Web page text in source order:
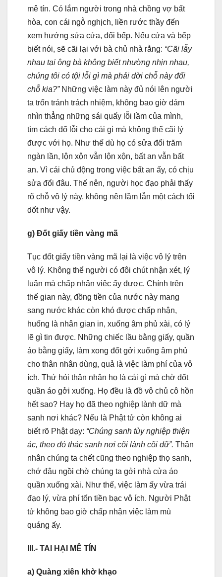
mê tín. Có lắm người trong nhà chồng vợ bất
hòa, con cái ngỗ nghịch, liền rước thầy đến
xem hướng sửa cửa, đổi bếp. Nếu cửa và bếp
biết nói, sẽ cãi lại với bà chủ nhà rằng: “Cãi lẫy
nhau tại ông bà không biết nhường nhịn nhau,
chúng tôi có tội lỗi gì mà phải dời chỗ này đổi
chỗ kia?”Những việc làm này đủ nói lên người
ta trốn tránh trách nhiệm, không bao giờ dám
nhìn thẳng những sái quấy lỗi lầm của mình,
tìm cách đổ lỗi cho cái gì mà không thể cãi lý
được với họ. Như thế dù họ có sửa đổi trăm
ngàn lần, lộn xộn vẫn lộn xộn, bất an vẫn bất
an. Vì cái chủ động trong việc bất an ấy, có chịu
sửa đổi đâu. Thế nên, người học đạo phải thấy
rõ chỗ vô lý này, không nên lầm lẫn một cách tối
dốt như vậy.
g) Đốt giấy tiền vàng mã
Tục đốt giấy tiền vàng mã lại là việc vô lý trên
vô lý. Không thể người có đôi chút nhận xét, lý
luận mà chấp nhận việc ấy được. Chính trên
thế gian này, đồng tiền của nước này mang
sang nước khác còn khó được chấp nhận,
huống là nhân gian in, xuống âm phủ xài, có lý
lẽ gì tin được. Những chiếc lầu bằng giấy, quần
áo bằng giấy, làm xong đốt gởi xuống âm phủ
cho thân nhân dùng, quả là việc làm phí của vô
ích. Thử hỏi thân nhân họ là cái gì mà chờ đốt
quần áo gởi xuống. Họ đều là đồ vô chủ cô hồn
hết sao? Hay họ đã theo nghiệp lành dữ mà
sanh nơi khác? Nếu là Phật tử còn không ai
biết rõ Phật dạy: “Chúng sanh tùy nghiệp thiện
ác, theo đó thác sanh nơi cõi lành cõi dữ”. Thân
nhân chúng ta chết cũng theo nghiệp thọ sanh,
chớ đâu ngồi chờ chúng ta gởi nhà cửa áo
quần xuống xài. Như thế, việc làm ấy vừa trái
đạo lý, vừa phí tổn tiền bạc vô ích. Người Phật
tử không bao giờ chấp nhận việc làm mù
quáng ấy.
III.- TAI HẠI MÊ TÍN
a) Quàng xiên khờ khạo